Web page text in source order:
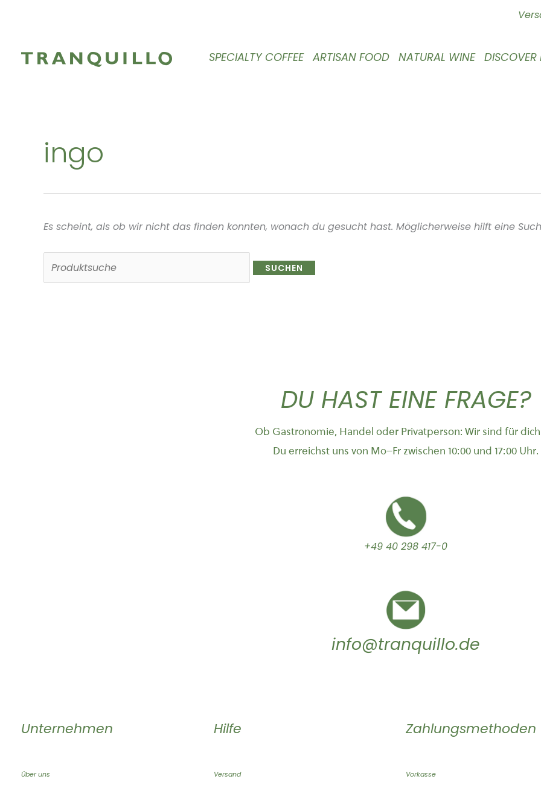
SPECIALTY COFFEE ARTISAN FOOD NATURAL WINE DISCOVER
ingo
Es scheint, als ob wir nicht das finden konnten, wonach du gesucht hast. Möglicherweise hilft eine
Suchen
DU HAST EINE FRAGE?
Ob Gastronomie, Handel oder Privatperson: Wir sind für
Du erreichst uns von Mo–Fr zwischen 10:00 und 17:00 Uhr.
+49 40 298 417-0
info@tranquillo.de
Unternehmen
Über uns
Hilfe
Versand
Zahlungsmethoden
Vorkasse